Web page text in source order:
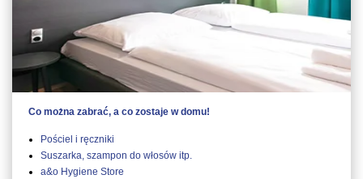
Co można zabrać, a co zostaje w domu!
Pościel i ręczniki
Suszarka, szampon do włosów itp.
a&o Hygiene Store